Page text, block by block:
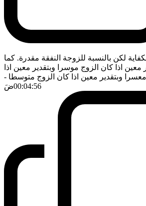
لكن بالنسبة للزوجة النفقة مقدرة. كما
معين اذا كان الزوج موسرا وبتقدير معين اذا
وبتقدير معين اذا كان الزوج متوسطا -
00:04:56ضَ